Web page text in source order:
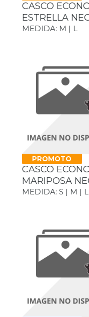
CASCO
ESTRELLA
MEDIDA: M | L
PROMOTO
CASCO
MARIPOSA
MEDIDA: S | M | L